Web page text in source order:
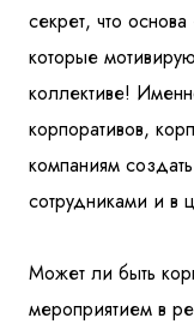
секрет, что
которые
коллективе!
корпоративов,
компаниям
сотрудниками и в
Может ли быть
мероприятием в